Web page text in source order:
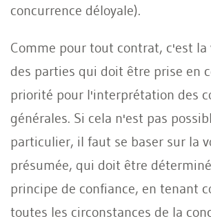
concurrence déloyale).
Comme pour tout contrat, c'est la
des parties qui doit être prise en
priorité pour l'interprétation des
générales. Si cela n'est pas
particulier, il faut se baser sur la
présumée, qui doit être
principe de confiance, en tenant
toutes les circonstances de la